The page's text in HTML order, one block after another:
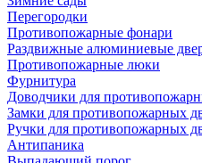
Перегородки
Противопожарные фонари
Раздвижные алюминиевые
Противопожарные люки
Фурнитура
Доводчики для
Замки для противопожарных
Ручки для противопожарных
Антипаника